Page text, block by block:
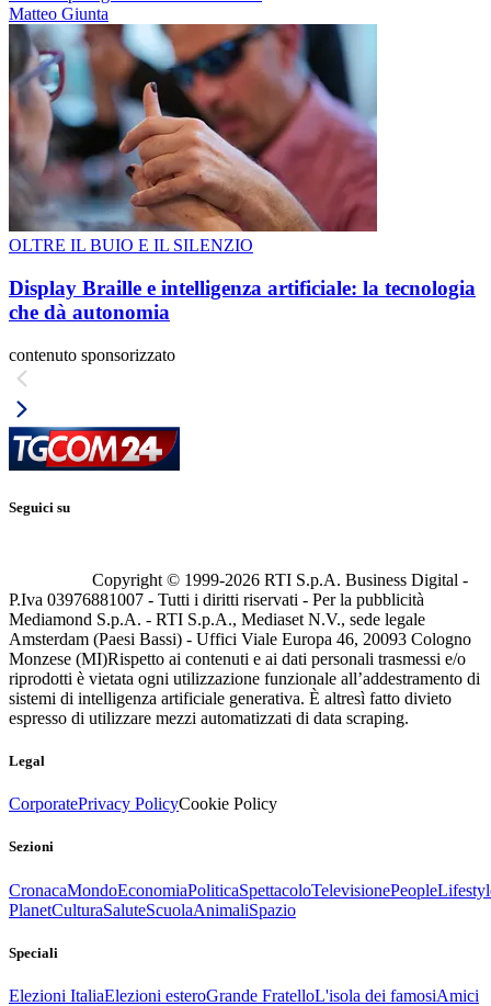
Matteo Giunta
OLTRE IL BUIO E IL SILENZIO
Display Braille e intelligenza artificiale: la tecnologia
che dà autonomia
contenuto sponsorizzato
Seguici su
Copyright © 1999-2026 RTI S.p.A. Business Digital -
P.Iva 03976881007 - Tutti i diritti riservati - Per la pubblicità
Mediamond S.p.A. - RTI S.p.A., Mediaset N.V., sede legale
Amsterdam (Paesi Bassi) - Uffici Viale Europa 46, 20093 Cologno
Monzese (MI)Rispetto ai contenuti e ai dati personali trasmessi e/o
riprodotti è vietata ogni utilizzazione funzionale all’addestramento di
sistemi di intelligenza artificiale generativa. È altresì fatto divieto
espresso di utilizzare mezzi automatizzati di data scraping.
Legal
CorporatePrivacy PolicyCookie Policy
Sezioni
CronacaMondoEconomiaPoliticaSpettacoloTelevisionePeople
PlanetCulturaSaluteScuolaAnimaliSpazio
Speciali
Elezioni ItaliaElezioni esteroGrande FratelloL'isola dei famosiAmici